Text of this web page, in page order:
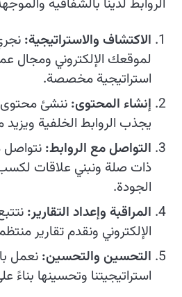
الروابط لدينا بالشفافية
الاكتشاف والاستراتيجية:
لموقعك الإلكتروني ومجال
استراتيجية مخصصة.
إنشاء المحتوى: ننشئ محتوى
يجذب الروابط الخلفية
التواصل مع الروابط: نتواصل
ذات صلة ونبني علاقات
الجودة.
المراقبة وإعداد التقارير:
الإلكتروني ونقدم تقارير
التحسين والتحسين: نعمل
استراتيجيتنا وتحسينها بناءً